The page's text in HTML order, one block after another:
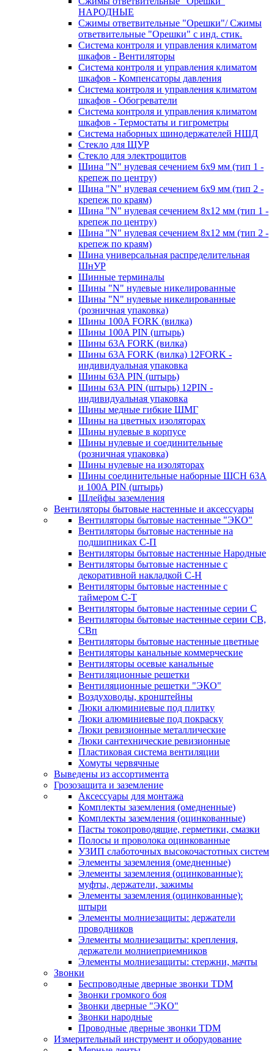
НАРОДНЫЕ
Сжимы ответвительные "Орешки"/ Сжимы
ответвительные "Орешки" с инд. стик.
Система контроля и управления климатом
шкафов - Вентиляторы
Система контроля и управления климатом
шкафов - Компенсаторы давления
Система контроля и управления климатом
шкафов - Обогреватели
Система контроля и управления климатом
шкафов - Термостаты и гигрометры
Система наборных шинодержателей НШД
Стекло для ЩУР
Стекло для электрощитов
Шина "N" нулевая сечением 6х9 мм (тип 1 -
крепеж по центру)
Шина "N" нулевая сечением 6х9 мм (тип 2 -
крепеж по краям)
Шина "N" нулевая сечением 8х12 мм (тип 1 -
крепеж по центру)
Шина "N" нулевая сечением 8х12 мм (тип 2 -
крепеж по краям)
Шина универсальная распределительная
ШнУР
Шинные терминалы
Шины "N" нулевые никелированные
Шины "N" нулевые никелированные
(розничная упаковка)
Шины 100A FORK (вилка)
Шины 100A PIN (штырь)
Шины 63A FORK (вилка)
Шины 63A FORK (вилка) 12FORK -
индивидуальная упаковка
Шины 63A PIN (штырь)
Шины 63A PIN (штырь) 12PIN -
индивидуальная упаковка
Шины медные гибкие ШМГ
Шины на цветных изоляторах
Шины нулевые в корпусе
Шины нулевые и соединительные
(розничная упаковка)
Шины нулевые на изоляторах
Шины соединительные наборные ШСН 63A
и 100А PIN (штырь)
Шлейфы заземления
Вентиляторы бытовые настенные и аксессуары
Вентиляторы бытовые настенные "ЭКО"
Вентиляторы бытовые настенные на
подшипниках С-П
Вентиляторы бытовые настенные Народные
Вентиляторы бытовые настенные с
декоративной накладкой С-Н
Вентиляторы бытовые настенные с
таймером С-Т
Вентиляторы бытовые настенные серии С
Вентиляторы бытовые настенные серии СВ,
СВп
Вентиляторы бытовые настенные цветные
Вентиляторы канальные коммерческие
Вентиляторы осевые канальные
Вентиляционные решетки
Вентиляционные решетки "ЭКО"
Воздуховоды, кронштейны
Люки алюминиевые под плитку
Люки алюминиевые под покраску
Люки ревизионные металлические
Люки сантехнические ревизионные
Пластиковая система вентиляции
Хомуты червячные
Выведены из ассортимента
Грозозащита и заземление
Аксессуары для монтажа
Комплекты заземления (омедненные)
Комплекты заземления (оцинкованные)
Пасты токопроводящие, герметики, смазки
Полосы и проволока оцинкованные
УЗИП слаботочных высокочастотных систем
Элементы заземления (омедненные)
Элементы заземления (оцинкованные):
муфты, держатели, зажимы
Элементы заземления (оцинкованные):
штыри
Элементы молниезащиты: держатели
проводников
Элементы молниезащиты: крепления,
держатели молниеприемников
Элементы молниезащиты: стержни, мачты
Звонки
Беспроводные дверные звонки TDM
Звонки громкого боя
Звонки дверные "ЭКО"
Звонки народные
Проводные дверные звонки TDM
Измерительный инструмент и оборудование